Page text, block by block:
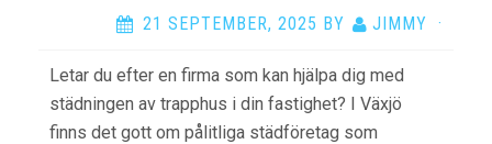
21 SEPTEMBER, 2025 BY JIMMY ·
Letar du efter en firma som kan hjälpa dig med
städningen av trapphus i din fastighet? I Växjö
finns det gott om pålitliga städföretag som